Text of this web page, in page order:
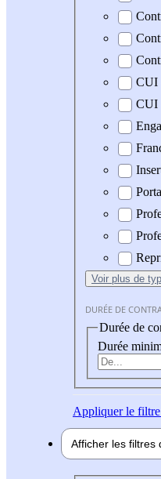
CUI
CUI
Voir plus de
DURÉE DE
Durée de
Durée
Appliquerle filtre
Afficher les filtres